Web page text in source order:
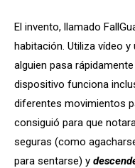
El invento, llamado
habitación. Utiliza vídeo
alguien pasa
dispositivo funciona
diferentes movimientos
consiguió para que
seguras (como
para sentarse) y